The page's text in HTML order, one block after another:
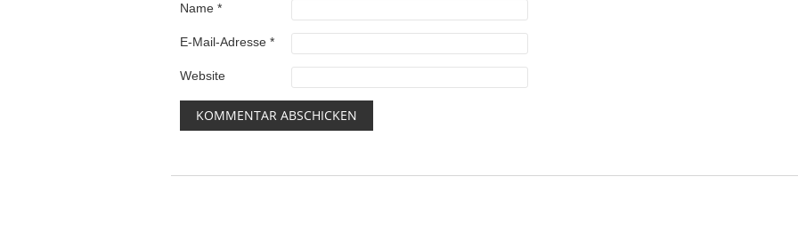
Name *
E-Mail-Adresse *
Website